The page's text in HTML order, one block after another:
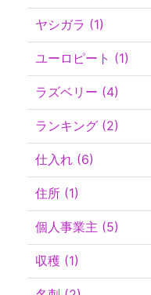
ヤシガラ (1)
ユーロピート (1)
ラズベリー (4)
ランキング (2)
仕入れ (6)
住所 (1)
個人事業主 (5)
収穫 (1)